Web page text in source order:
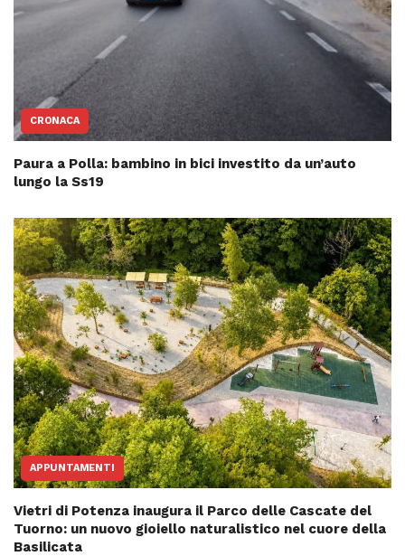
CRONACA
Paura a Polla: bambino in bici investito da un’auto
lungo la Ss19
APPUNTAMENTI
Vietri di Potenza inaugura il Parco delle Cascate del
Tuorno: un nuovo gioiello naturalistico nel cuore della
Basilicata